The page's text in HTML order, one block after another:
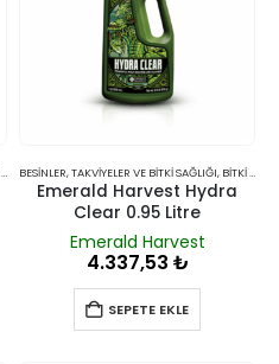
BESINLER, TAKVIYELER VE BITKI SAĞLIĞI, BITKI BESINLERI VE TAKVIYELERI
Emerald Harvest Hydra
Clear 0.95 Litre
Emerald Harvest
4.337,53 ₺
SEPETE EKLE